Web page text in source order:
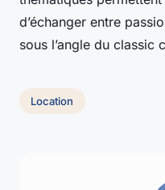
d’échanger entre
sous l’angle du classic
Location